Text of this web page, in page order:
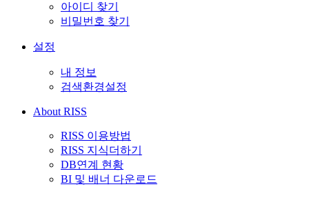
아이디 찾기
비밀번호 찾기
설정
내 정보
검색환경설정
About RISS
RISS 이용방법
RISS 지식더하기
DB연계 현황
BI 및 배너 다운로드